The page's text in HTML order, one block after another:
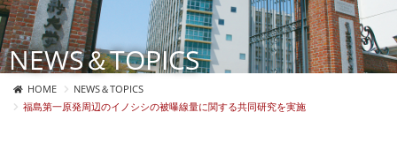
NEWS＆TOPICS
HOME
NEWS＆TOPICS
福島第一原発周辺のイノシシの被曝線量に関する共同研究を実施